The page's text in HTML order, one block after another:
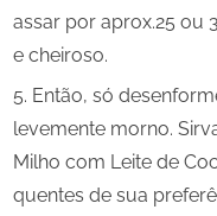
assar por aprox.25 ou
e cheiroso.
Então, só
levemente morno.
Milho com Leite de
quentes de sua